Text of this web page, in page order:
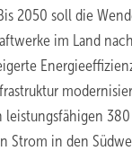
2050 soll die
im Land
in den